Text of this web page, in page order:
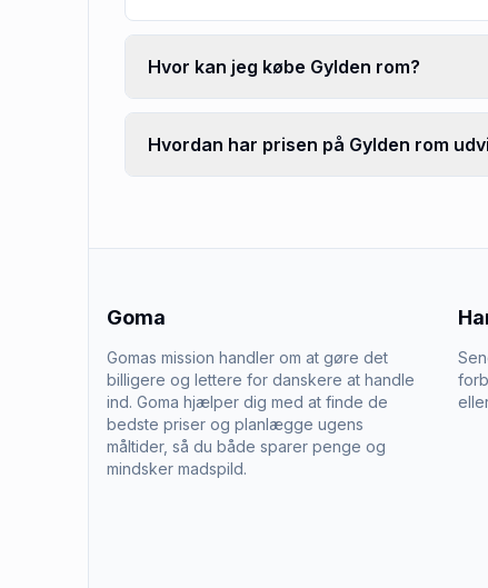
Hvor kan jeg købe Gylden rom?
Hvordan har prisen på Gylden rom
Goma
Gomas mission handler om at gøre det
billigere og lettere for danskere at handle
ind. Goma hjælper dig med at finde de
bedste priser og planlægge ugens
måltider, så du både sparer penge og
mindsker madspild.